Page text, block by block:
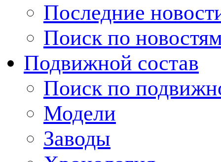
Последние
Поиск по
Подвижной состав
Поиск по
Модели
Заводы